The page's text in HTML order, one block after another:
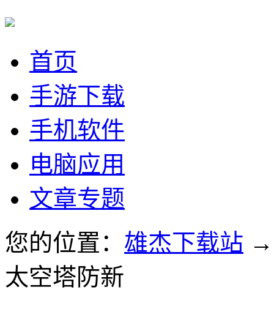
首页
手游下载
手机软件
电脑应用
文章专题
您的位置： 雄杰下载站
太空塔防新